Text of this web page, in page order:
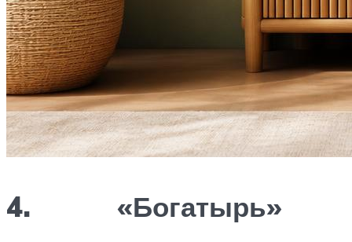
4. «Богатырь»